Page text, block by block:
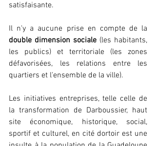
satisfaisante.
double dimension sociale (les habitants,
les publics) et territoriale (les zones
défavorisées, les relations entre les
quartiers et l'ensemble de la ville).
Les initiatives entreprises, telle celle de
la transformation de Darboussier, haut
site économique, historique, social,
sportif et culturel, en cité dortoir est une